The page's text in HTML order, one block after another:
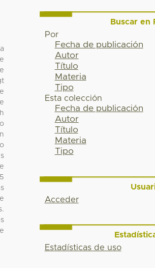
Buscar en
Por
Fecha de publicación
Autor
Título
Materia
Tipo
Esta colección
Fecha de publicación
Autor
Título
Materia
Tipo
Acceder
Estadísticas de uso